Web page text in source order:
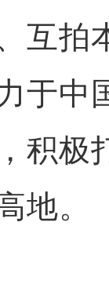
互拍
于
积
地。